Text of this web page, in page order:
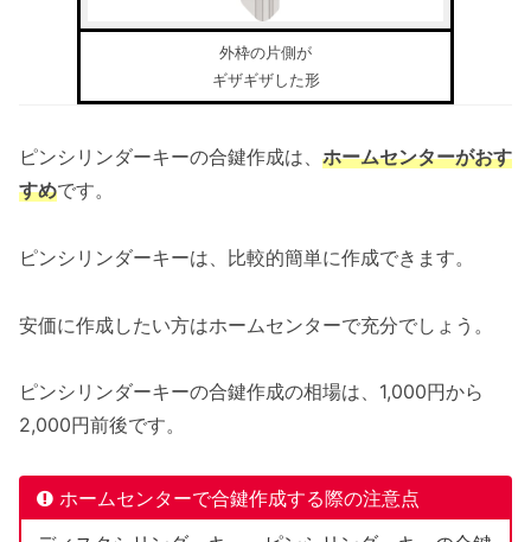
外枠の片側が
ギザギザした形
ピンシリンダーキーの合鍵作成は、 ホームセンターがおす
すめです。
ピンシリンダーキーは、比較的簡単に作成できます。
安価に作成したい方はホームセンターで充分でしょう。
ピンシリンダーキーの合鍵作成の相場は、1,000円から
2,000円前後です。
ホームセンターで合鍵作成する際の注意点